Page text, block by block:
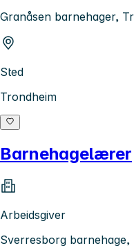
Granåsen barnehager,
Sted
Trondheim
Barnehagelærer
Arbeidsgiver
Sverresborg